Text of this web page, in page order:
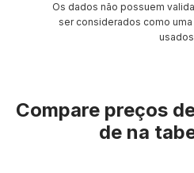
Os dados não possuem
ser considerados como
Compare preços
de na